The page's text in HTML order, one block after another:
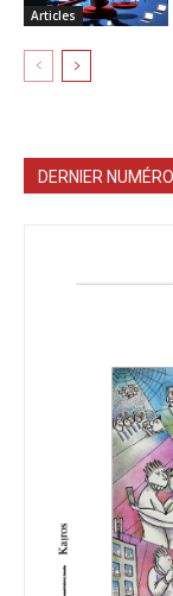
Articles
DERNIER NUMÉRO